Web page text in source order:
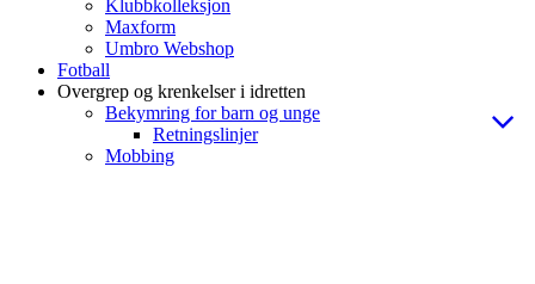
Klubbkolleksjon
Maxform
Umbro Webshop
Fotball
Overgrep og krenkelser i idretten
Bekymring for barn og unge
Retningslinjer
Mobbing